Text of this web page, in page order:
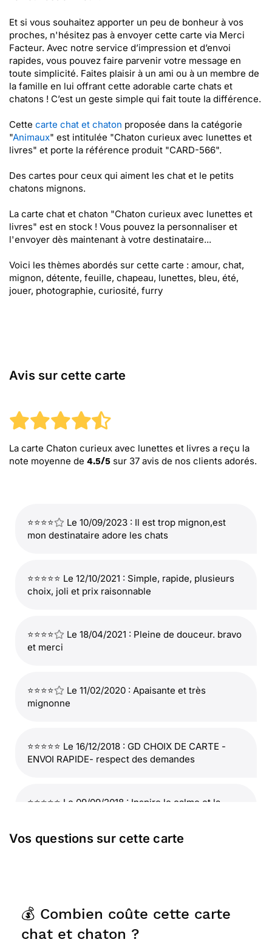
Et si vous souhaitez apporter un peu de bonheur à vos
proches, n'hésitez pas à envoyer cette carte via Merci
Facteur. Avec notre service d’impression et d’envoi
rapides, vous pouvez faire parvenir votre message en
toute simplicité. Faites plaisir à un ami ou à un membre de
la famille en lui offrant cette adorable carte chats et
chatons ! C’est un geste simple qui fait toute la différence.
Cette carte chat et chaton proposée dans la catégorie
"Animaux" est intitulée "Chaton curieux avec lunettes et
livres" et porte la référence produit "CARD-566".
Des cartes pour ceux qui aiment les chat et le petits
chatons mignons.
La carte chat et chaton "Chaton curieux avec lunettes et
livres" est en stock ! Vous pouvez la personnaliser et
l'envoyer dès maintenant à votre destinataire...
Voici les thèmes abordés sur cette carte : amour, chat,
mignon, détente, feuille, chapeau, lunettes, bleu, été,
jouer, photographie, curiosité, furry
Avis sur cette carte
La carte Chaton curieux avec lunettes et livres a reçu la
note moyenne de 4.5/5 sur 37 avis de nos clients adorés.
⭐⭐⭐⭐
Le 10/09/2023 : Il est trop mignon,est
mon destinataire adore les chats
⭐⭐⭐⭐⭐ Le 12/10/2021 : Simple, rapide, plusieurs
choix, joli et prix raisonnable
⭐⭐⭐⭐
Le 18/04/2021 : Pleine de douceur. bravo
et merci
⭐⭐⭐⭐
Le 11/02/2020 : Apaisante et très
mignonne
⭐⭐⭐⭐⭐ Le 16/12/2018 : GD CHOIX DE CARTE -
ENVOI RAPIDE- respect des demandes
⭐⭐⭐⭐⭐ Le 09/09/2018 : Inspire le calme et la
vieux ...elle m'a beaucoup plu !
Vos questions sur cette carte
💰 Combien coûte cette carte
chat et chaton ?